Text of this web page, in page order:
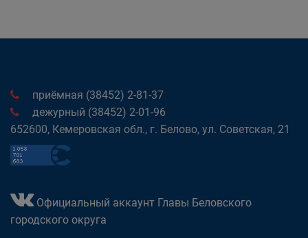
приёмная (38452) 2-81-37
дежурный (38452) 2-01-96
652600, Кемеровская обл., г. Белово, ул. Советская, 21
Официальный аккаунт Главы Беловского
городского округа